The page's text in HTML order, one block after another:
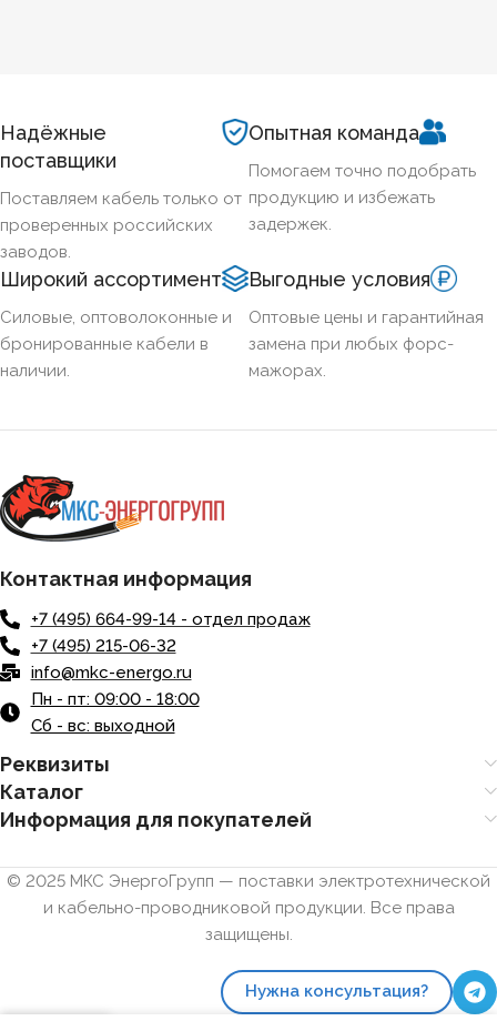
Надёжные
поставщики
Поставляем кабель только от
проверенных российских
заводов.
Опытная команда
Помогаем точно подобрать
продукцию и избежать
задержек.
Широкий ассортимент
Силовые, оптоволоконные и
бронированные кабели в
наличии.
Выгодные условия
Оптовые цены и гарантийная
замена при любых форс-
мажорах.
Контактная информация
+7 (495) 664-99-14 - отдел продаж
+7 (495) 215-06-32
info@mkc-energo.ru
Пн - пт: 09:00 - 18:00
Сб - вс: выходной
Реквизиты
Каталог
Информация для покупателей
© 2025 МКС ЭнергоГрупп — поставки электротехнической
и кабельно-проводниковой продукции. Все права
защищены.
Нужна консультация?